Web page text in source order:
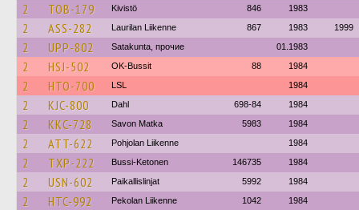
2 TOB-179 Kivistö 846 1983
2 ASS-282 Laurilan Liikenne 867 1983 1999
2 UPP-802 Satakunta, прочие 01.1983
2 HSJ-502 OK-Bussit 88 1984
2 HTO-700 LSL 1984
2 KJC-800 Dahl 698-84 1984
2 KKC-728 Savon Matka 5983 1984
2 ATT-622 Pohjolan Liikenne 1984
2 TXP-222 Bussi-Ketonen 146735 1984
2 USN-602 Paikallislinjat 5992 1984
2 HTC-992 Pekolan Liikenne 1042 1984